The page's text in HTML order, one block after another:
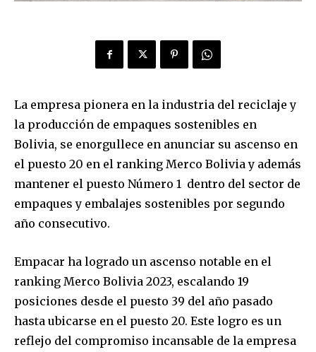
La empresa pionera en la industria del reciclaje y
la producción de empaques sostenibles en
Bolivia, se enorgullece en anunciar su ascenso en
el puesto 20 en el ranking Merco Bolivia y además
mantener el puesto Número 1 dentro del sector de
empaques y embalajes sostenibles por segundo
año consecutivo.
Empacar ha logrado un ascenso notable en el
ranking Merco Bolivia 2023, escalando 19
posiciones desde el puesto 39 del año pasado
hasta ubicarse en el puesto 20. Este logro es un
reflejo del compromiso incansable de la empresa